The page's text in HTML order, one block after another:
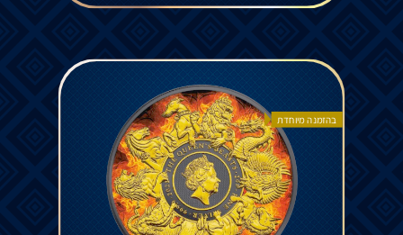
בהזמנה מיוחדת